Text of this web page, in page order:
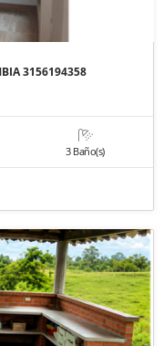
3156194358
3 Baño(s)